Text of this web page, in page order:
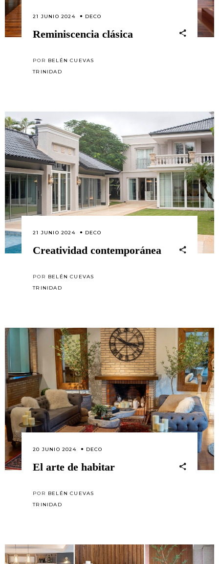
21 JUNIO 2024 DECO
Reminiscencia clásica
POR BELÉN CUEVAS
TRINIDAD
21 JUNIO 2024 DECO
Creatividad contemporánea
POR BELÉN CUEVAS
TRINIDAD
20 JUNIO 2024 DECO
El arte de habitar
POR BELÉN CUEVAS
TRINIDAD